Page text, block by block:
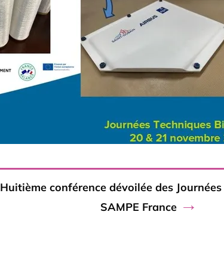
Huitième conférence dévoilée des
SAMPE France →